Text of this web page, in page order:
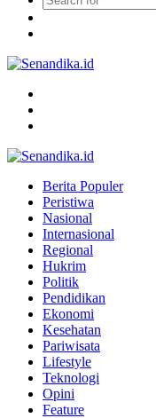
Berita Populer
Peristiwa
Nasional
Internasional
Regional
Hukrim
Politik
Pendidikan
Ekonomi
Kesehatan
Pariwisata
Lifestyle
Teknologi
Opini
Feature